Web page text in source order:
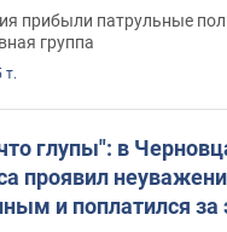
прибыли патрульные
группа
т.
глупы": в
проявил
и поплатился за